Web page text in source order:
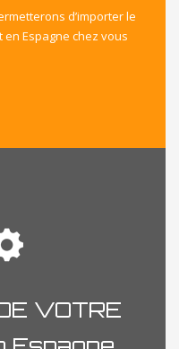
d’importer le
Espagne chez vous
VOTRE